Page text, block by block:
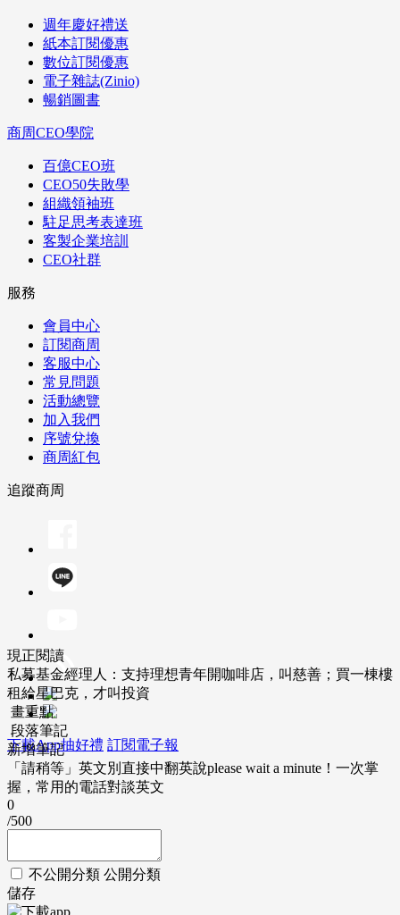
週年慶好禮送
紙本訂閱優惠
數位訂閱優惠
電子雜誌(Zinio)
暢銷圖書
商周CEO學院
百億CEO班
CEO50失敗學
組織領袖班
駐足思考表達班
客製企業培訓
CEO社群
服務
會員中心
訂閱商周
客服中心
常見問題
活動總覽
加入我們
序號兌換
商周紅包
追蹤商周
下載App抽好禮 訂閱電子報
現正閱讀
私募基金經理人：支持理想青年開咖啡店，叫慈善；買一棟樓
租給星巴克，才叫投資
畫重點
段落筆記
新增筆記
「請稍等」英文別直接中翻英說please wait a minute！一次掌
握，常用的電話對談英文
0
/500
不公開分類 公開分類
儲存